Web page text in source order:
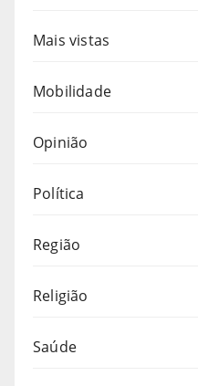
Mais vistas
Mobilidade
Opinião
Política
Região
Religião
Saúde